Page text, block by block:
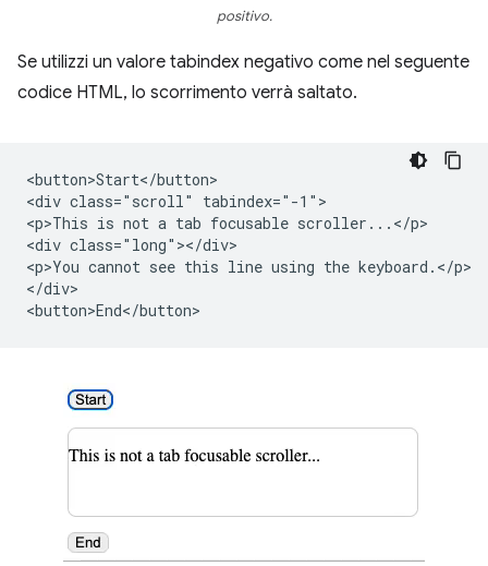
positivo.
Se utilizzi un valore tabindex negativo come nel seguente
codice HTML, lo scorrimento verrà saltato.
<button>Start</button>
<div class="scroll" tabindex="-1">
<p>This is not a tab focusable scroller...</p>
<div class="long"></div>
<p>You cannot see this line using the keyboard.</p>
</div>